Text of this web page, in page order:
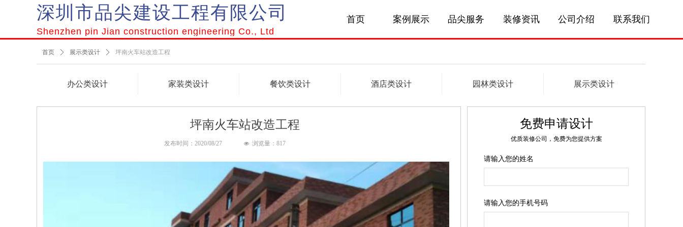
深圳市品尖建设工程有限公司
Shenzhen pin Jian construction engineering Co., Ltd
首页 案例展示 品尖服务 装修资讯 公司介绍 联系我们
免费申请设计
优质装修公司，免费为您提供方案
请输入您的姓名
请输入您的手机号码
넶 浏览量： 817
发布时间： 2020/08/27
坪南火车站改造工程
首页 ꄲ 展示类设计 ꄲ 坪南火车站改造工程
办公类设计 家装类设计 餐饮类设计 酒店类设计 园林类设计 展示类设计